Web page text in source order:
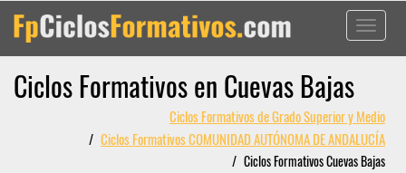
Toggle
Ciclos Formativos en Cuevas Bajas
Ciclos Formativos de Grado Superior y Medio
Ciclos Formativos COMUNIDAD AUTÓNOMA DE ANDALUCÍA
Ciclos Formativos Cuevas Bajas